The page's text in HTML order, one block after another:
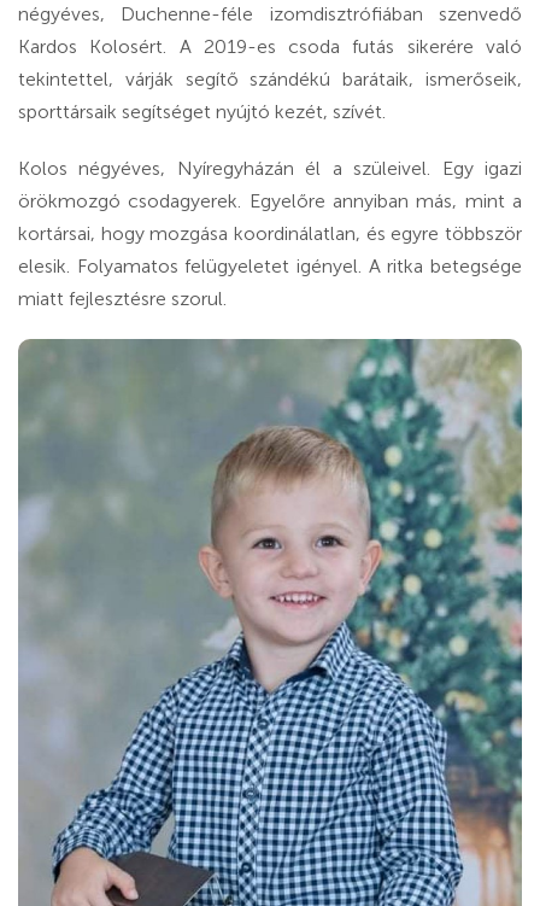
négyéves, Duchenne-féle izomdisztrófiában szenvedő
Kardos Kolosért. A 2019-es csoda futás sikerére való
tekintettel, várják segítő szándékú barátaik, ismerőseik,
sporttársaik segítséget nyújtó kezét, szívét.
Kolos négyéves, Nyíregyházán él a szüleivel. Egy igazi
örökmozgó csodagyerek. Egyelőre annyiban más, mint a
kortársai, hogy mozgása koordinálatlan, és egyre többször
elesik. Folyamatos felügyeletet igényel. A ritka betegsége
miatt fejlesztésre szorul.